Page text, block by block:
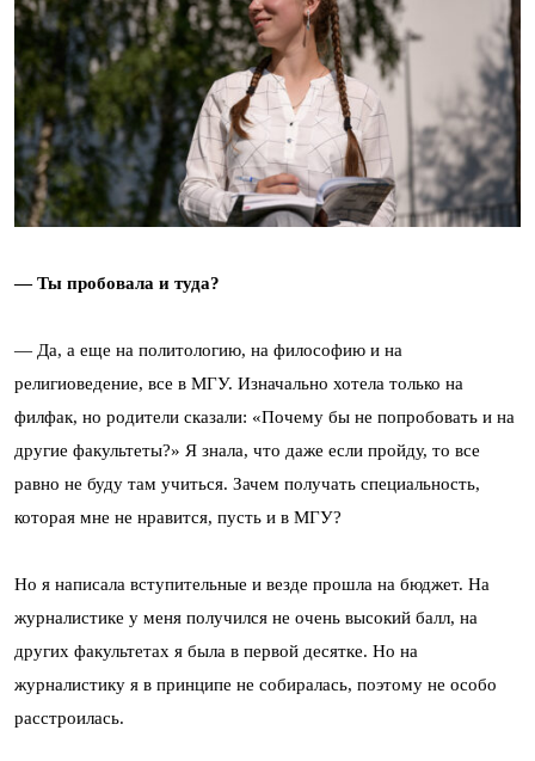
— Ты пробовала и туда?
— Да, а еще на политологию, на философию и на
религиоведение, все в МГУ. Изначально хотела только на
филфак, но родители сказали: «Почему бы не попробовать и на
другие факультеты?» Я знала, что даже если пройду, то все
равно не буду там учиться. Зачем получать специальность,
которая мне не нравится, пусть и в МГУ?
Но я написала вступительные и везде прошла на бюджет. На
журналистике у меня получился не очень высокий балл, на
других факультетах я была в первой десятке. Но на
журналистику я в принципе не собиралась, поэтому не особо
расстроилась.